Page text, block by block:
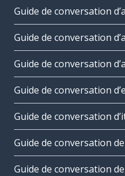
Guide de conversation
Guide de conversation
Guide de conversation
Guide de conversation
Guide de conversation
Guide de conversation
Guide de conversation